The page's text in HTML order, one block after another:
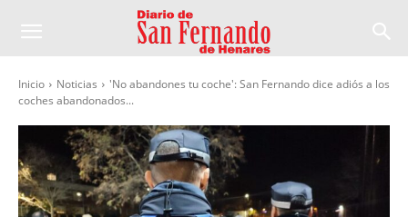
Inicio Noticias
'No abandones tu coche': San Fernando dice adiós a los
coches abandonados...